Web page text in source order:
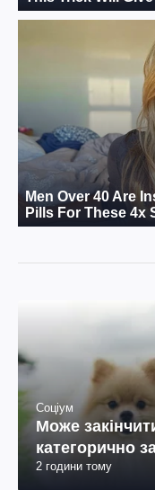
Соціум
Може
категорично
2 години тому